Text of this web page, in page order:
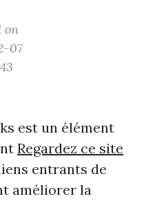
on
07
est un élément
Regardez ce site
entrants de
améliorer la